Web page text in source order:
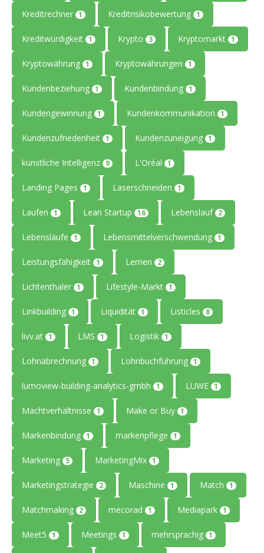
Kreditrechner 1 Kreditrisikobewertung 1
Kreditwürdigkeit 1 Krypto 3 Kryptomarkt 1
Kryptowährung 1 Kryptowährungen 1
Kundenbeziehung 1 Kundenbindung 1
Kundengewinnung 1 Kundenkommunikation 1
Kundenzufriedenheit 1 Kundenzuneigung 1
künstliche Intelligenz 9 L'Oréal 1
Landing Pages 1 Laserschneiden 1
Laufen 1 Lean Startup 16 Lebenslauf 2
Lebensläufe 1 Lebensmittelverschwendung 1
Leistungsfähigkeit 1 Lernen 2
Lichtenthaler 1 Lifestyle-Markt 1
Linkbuilding 1 Liquidität 1 Listicles 8
livv.at 1 LMS 1 Logistik 1
Lohnabrechnung 1 Lohnbuchführung 1
lumoview-building-analytics-gmbh 1 LUWE 1
Machtverhältnisse 1 Make or Buy 1
Markenbindung 1 markenpflege 1
Marketing 5 MarketingMix 1
Marketingstrategie 2 Maschine 1 Match 1
Matchmaking 2 mecorad 1 Mediapark 1
Meet5 1 Meetings 1 mehrsprachig 1